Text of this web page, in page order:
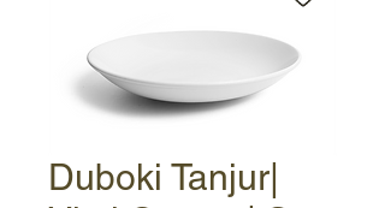
Duboki Tanjur|